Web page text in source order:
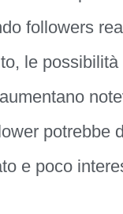
followers
le
potrebbe
e poco